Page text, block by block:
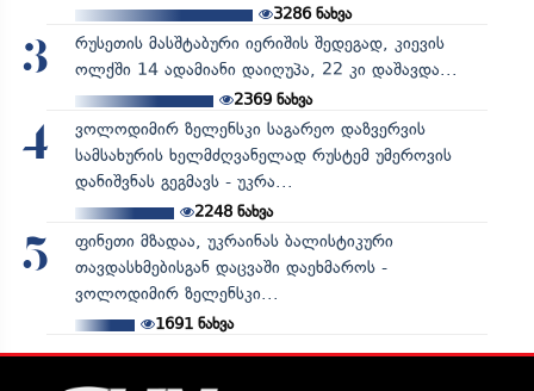
3286ნახვა
3
რუსეთის მასშტაბური იერიშის შედეგად, კიევის
ოლქში 14 ადამიანი დაიღუპა, 22 კი დაშავდა...
2369ნახვა
4
ვოლოდიმირ ზელენსკი საგარეო დაზვერვის
სამსახურის ხელმძღვანელად რუსტემ უმეროვის
დანიშვნას გეგმავს - უკრა...
2248ნახვა
5
ფინეთი მზადაა, უკრაინას ბალისტიკური
თავდასხმებისგან დაცვაში დაეხმაროს -
ვოლოდიმირ ზელენსკი...
1691ნახვა